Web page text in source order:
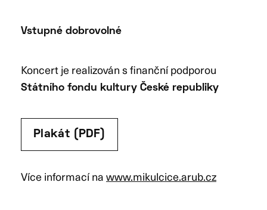
Vstupné dobrovolné
Koncert je realizován s finanční podporou
Státního fondu kultury České republiky
Plakát (PDF)
Více informací nawww.mikulcice.arub.cz